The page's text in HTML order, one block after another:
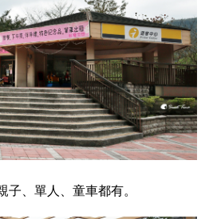
子、單人、童車都有。